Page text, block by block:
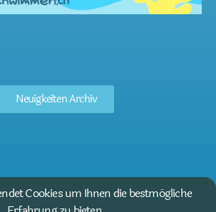
Neuigkeiten Archiv
Cookies um Ihnen die bestmögliche